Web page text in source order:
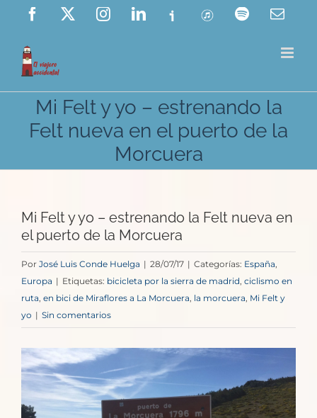
Saltar
contenido
Facebook InstagramLinkedIn
Ivoox ITunes Spotify
Mi Felt y yo – estrenando la
Felt nueva en el puerto de la
Morcuera
Mi Felt y yo – estrenando la Felt nueva en
el puerto de la Morcuera
Por José Luis Conde Huelga | 28/07/17 | Categorías: España
Europa | Etiquetas: bicicleta por la sierra de madrid ciclismo en
ruta en bici de Miraflores a La Morcuera la morcuera Mi Felt y
yo | Sin comentarios
Ver
imagen
más